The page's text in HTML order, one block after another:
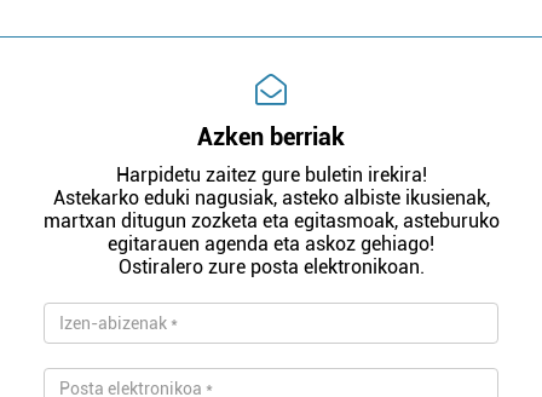
Azken berriak
Harpidetu zaitez gure buletin irekira!
Astekarko eduki nagusiak, asteko albiste ikusienak,
martxan ditugun zozketa eta egitasmoak, asteburuko
egitarauen agenda eta askoz gehiago!
Ostiralero zure posta elektronikoan.